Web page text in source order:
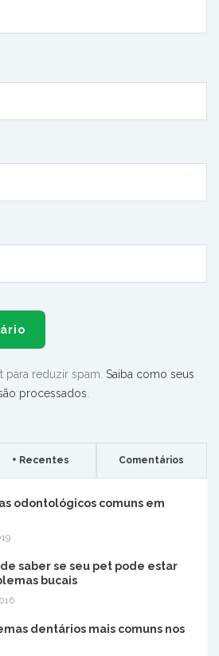
para reduzir spam. Saiba como seus
processados.
+ Recentes Comentários
odontológicos comuns em
saber se seu pet pode estar
bucais
dentários mais comuns nos